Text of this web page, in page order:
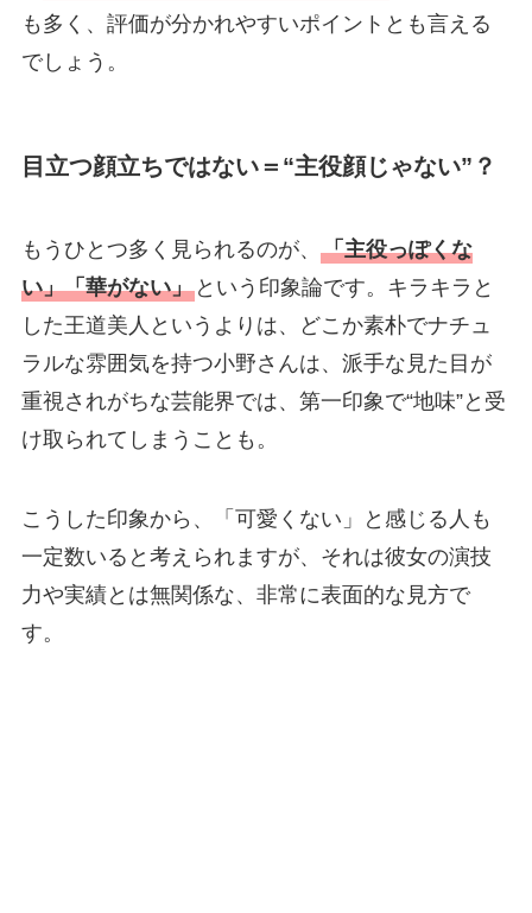
も多く、評価が分かれやすいポイントとも言える
でしょう。
目立つ顔立ちではない＝“主役顔じゃない”？
もうひとつ多く見られるのが、 「主役っぽくな
い」「華がない」という印象論です。キラキラと
した王道美人というよりは、どこか素朴でナチュ
ラルな雰囲気を持つ小野さんは、派手な見た目が
重視されがちな芸能界では、第一印象で“地味”と受
け取られてしまうことも。
こうした印象から、「可愛くない」と感じる人も
一定数いると考えられますが、それは彼女の演技
力や実績とは無関係な、非常に表面的な見方で
す。